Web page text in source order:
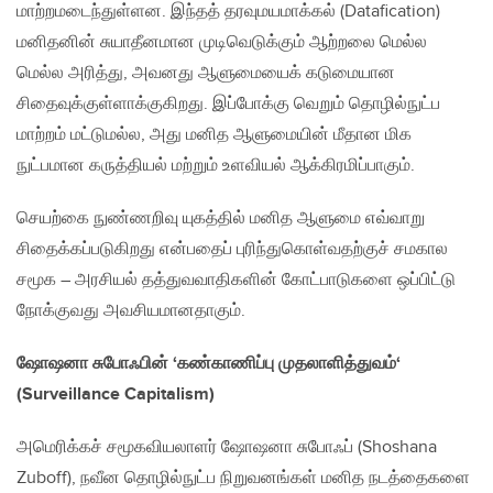
மாற்றமடைந்துள்ளன. இந்தத் தரவுமயமாக்கல் (Datafication)
மனிதனின் சுயாதீனமான முடிவெடுக்கும் ஆற்றலை மெல்ல
மெல்ல அரித்து, அவனது ஆளுமையைக் கடுமையான
சிதைவுக்குள்ளாக்குகிறது. இப்போக்கு வெறும் தொழில்நுட்ப
மாற்றம் மட்டுமல்ல, அது மனித ஆளுமையின் மீதான மிக
நுட்பமான கருத்தியல் மற்றும் உளவியல் ஆக்கிரமிப்பாகும்.
செயற்கை நுண்ணறிவு யுகத்தில் மனித ஆளுமை எவ்வாறு
சிதைக்கப்படுகிறது என்பதைப் புரிந்துகொள்வதற்குச் சமகால
சமூக – அரசியல் தத்துவவாதிகளின் கோட்பாடுகளை ஒப்பிட்டு
நோக்குவது அவசியமானதாகும்.
ஷோஷனா சுபோஃபின் ‘கண்காணிப்பு முதலாளித்துவம்‘
(Surveillance Capitalism)
அமெரிக்கச் சமூகவியலாளர் ஷோஷனா சுபோஃப் (Shoshana
Zuboff), நவீன தொழில்நுட்ப நிறுவனங்கள் மனித நடத்தைகளை